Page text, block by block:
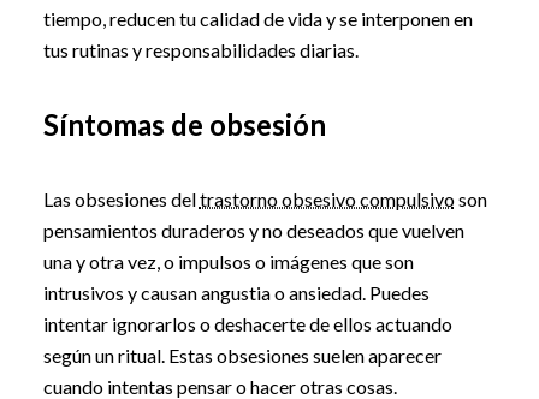
tiempo, reducen tu calidad de vida y se interponen en
tus rutinas y responsabilidades diarias.
Síntomas de obsesión
Las obsesiones deltrastorno obsesivo compulsivoson
pensamientos duraderos y no deseados que vuelven
una y otra vez, o impulsos o imágenes que son
intrusivos y causan angustia o ansiedad. Puedes
intentar ignorarlos o deshacerte de ellos actuando
según un ritual. Estas obsesiones suelen aparecer
cuando intentas pensar o hacer otras cosas.